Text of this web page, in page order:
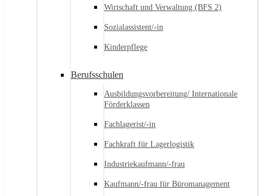
Wirtschaft und Verwaltung (BFS 2)
Sozialassistent/-in
Kinderpflege
Berufsschulen
Ausbildungsvorbereitung/ Internationale
Förderklassen
Fachlagerist/-in
Fachkraft für Lagerlogistik
Industriekaufmann/-frau
Kaufmann/-frau für Büromanagement